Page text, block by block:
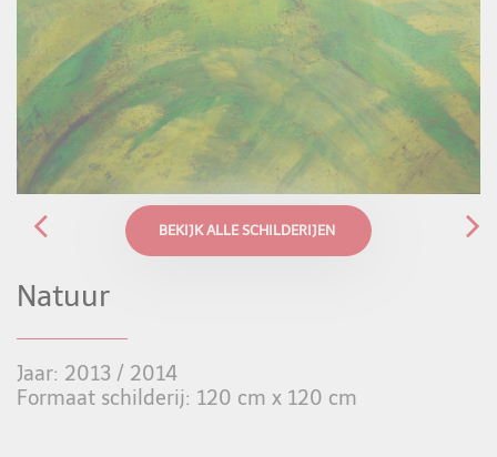
BEKIJK ALLE SCHILDERIJEN
Natuur
Jaar: 2013 / 2014
Formaat schilderij: 120 cm x 120 cm